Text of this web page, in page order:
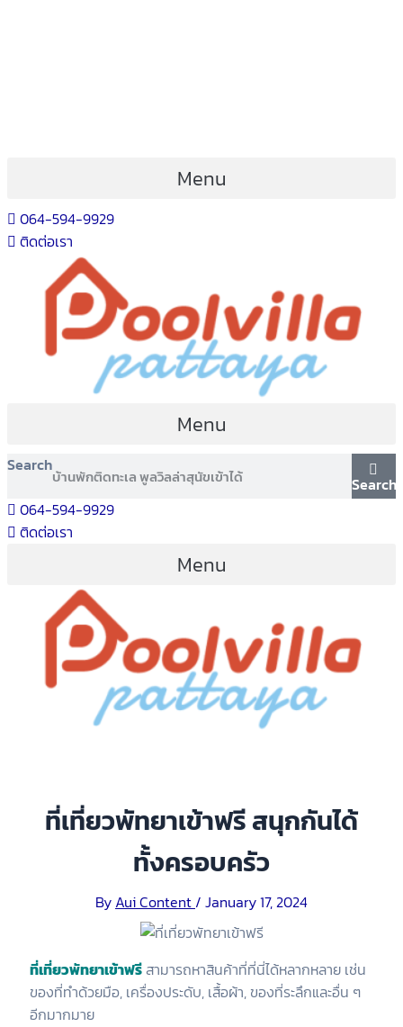
Menu
064-594-9929
ติดต่อเรา
Menu
Search
Search
064-594-9929
ติดต่อเรา
Menu
ที่เที่ยวพัทยาเข้าฟรี สนุกกันได้
ทั้งครอบครัว
By Aui Content / January 17, 2024
ที่เที่ยวพัทยาเข้าฟรีสามารถหาสินค้าที่ที่นี่ได้หลากหลาย เช่น
ของที่ทำด้วยมือ, เครื่องประดับ, เสื้อผ้า, ของที่ระลึกและอื่น ๆ
อีกมากมาย